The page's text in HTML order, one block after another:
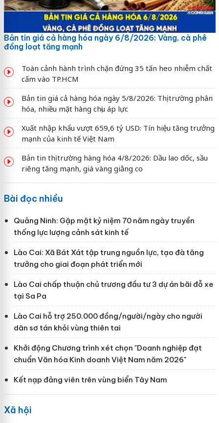
Bản tin giá cả hàng hóa ngày 6/8/2026: Vàng, cà phê
đồng loạt tăng mạnh
Toàn cảnh hành trình chặn đứng 35 tấn heo nhiễm chất
cấm vào TP.HCM
Bản tin giá cả hàng hóa ngày 5/8/2026: Thị trường phân
hóa, nhiều mặt hàng chịu áp lực
Xuất nhập khẩu vượt 659,6 tỷ USD: Tín hiệu tăng trưởng
mạnh của kinh tế Việt Nam
Bản tin thị trường hàng hóa 4/8/2026: Dầu lao dốc, sầu
riêng tăng mạnh, giá vàng giằng co
Bài đọc nhiều
Quảng Ninh: Gặp mặt kỷ niệm 70 năm ngày truyền
thống lực lượng cảnh sát kinh tế
Lào Cai: Xã Bát Xát tập trung nguồn lực, tạo đà tăng
trưởng cho giai đoạn phát triển mới
Lào Cai chấp thuận chủ trương đầu tư 3 dự án bãi đỗ xe
tại Sa Pa
Lào Cai hỗ trợ 250.000 đồng/người/ngày cho người
dân sơ tán khỏi vùng thiên tai
Khởi động Chương trình xét chọn "Doanh nghiệp đạt
chuẩn Văn hóa Kinh doanh Việt Nam năm 2026"
Kết nạp đảng viên trên vùng biển Tây Nam
Xã hội